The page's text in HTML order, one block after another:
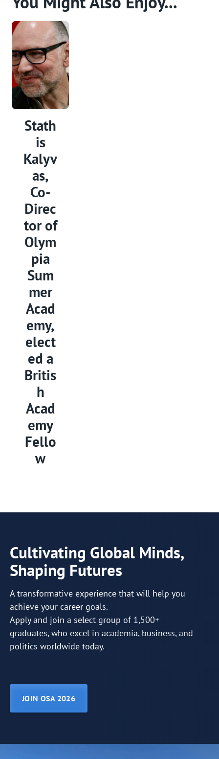
Stath
is
Kalyv
as,
Co-
Direc
tor of
Olym
pia
Sum
mer
Acad
emy,
elect
ed a
Britis
h
Acad
emy
Fello
w
Cultivating Global Minds,
Shaping Futures
A transformative experience that will help you
achieve your career goals.
Apply and join a select group of 1,500+
graduates, who excel in academia, business, and
politics worldwide today.
JOIN OSA 2026